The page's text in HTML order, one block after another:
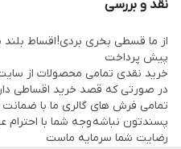
وضعیت کالا
نقد و بررسی
پیش پرداخت
خرید نقدی تمامی محصولات از
در صورتی که قصد خرید اقساطی
پسندتون نباشه وجه شما با احترام
رضایت شما سرمایه ماست